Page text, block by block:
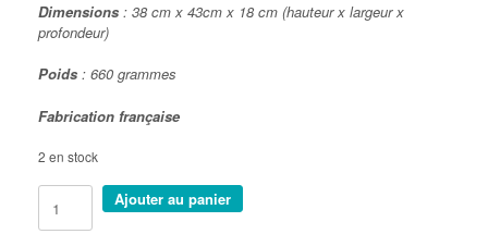
Dimensions : 38 cm x 43cm x 18 cm (hauteur x largeur x
profondeur)
Poids : 660 grammes
Fabrication française
2 en stock
Ajouter au panier